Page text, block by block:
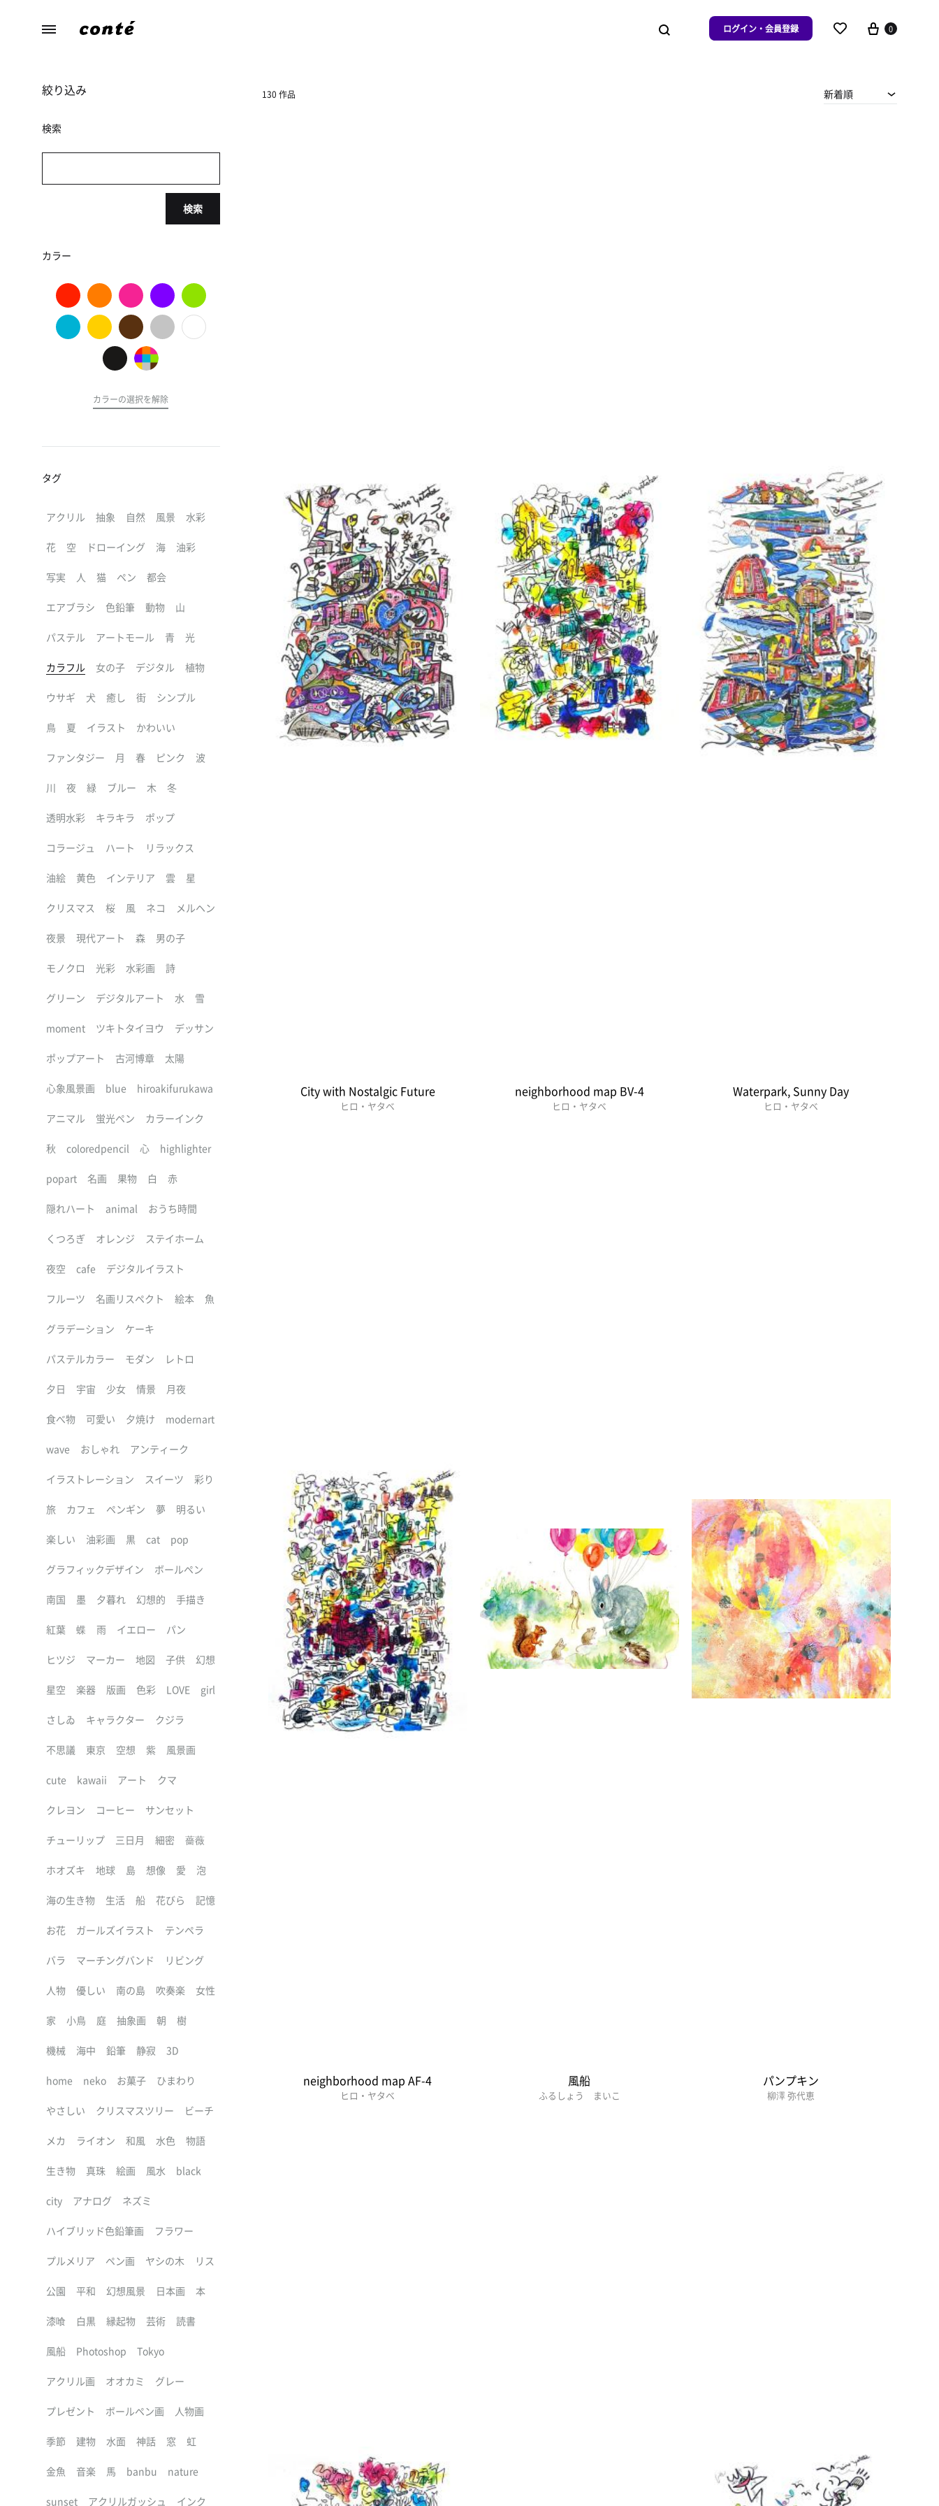
ら
た
の
ログイン・会員登録 0
130 作品 新着順
City with Nostalgic Future
ヒロ・ヤタベ
neighborhood map BV-4
ヒロ・ヤタベ
Waterpark, Sunny Day
ヒロ・ヤタベ
neighborhood map AF-4
ヒロ・ヤタベ
風船
ふるしょう まいこ
パンプキン
柳澤 弥代恵
絞り込み
検索
検索
カラー
カラーの選択を解除
タグ
アクリル 抽象 自然 風景 水彩
花 空 ドローイング 海 油彩
写実 人 猫 ペン 都会
エアブラシ 色鉛筆 動物 山
パステル アートモール 青 光
カラフル 女の子 デジタル 植物
ウサギ 犬 癒し 街 シンプル
鳥 夏 イラスト かわいい
ファンタジー 月 春 ピンク 波
川 夜 緑 ブルー 木 冬
透明水彩 キラキラ ポップ
コラージュ ハート リラックス
油絵 黄色 インテリア 雲 星
クリスマス 桜 風 ネコ メルヘン
夜景 現代アート 森 男の子
モノクロ 光彩 水彩画 詩
グリーン デジタルアート 水 雪
moment ツキトタイヨウ デッサン
ポップアート 古河博章 太陽
心象風景画 blue hiroakifurukawa
アニマル 蛍光ペン カラーインク
秋 coloredpencil 心 highlighter
popart 名画 果物 白 赤
隠れハート animal おうち時間
くつろぎ オレンジ ステイホーム
夜空 cafe デジタルイラスト
フルーツ 名画リスペクト 絵本 魚
グラデーション ケーキ
パステルカラー モダン レトロ
夕日 宇宙 少女 情景 月夜
食べ物 可愛い 夕焼け modernart
wave おしゃれ アンティーク
イラストレーション スイーツ 彩り
旅 カフェ ペンギン 夢 明るい
楽しい 油彩画 黒 cat pop
グラフィックデザイン ボールペン
南国 墨 夕暮れ 幻想的 手描き
紅葉 蝶 雨 イエロー パン
ヒツジ マーカー 地図 子供 幻想
星空 楽器 版画 色彩 LOVE girl
さしゐ キャラクター クジラ
不思議 東京 空想 紫 風景画
cute kawaii アート クマ
クレヨン コーヒー サンセット
チューリップ 三日月 細密 薔薇
ホオズキ 地球 島 想像 愛 泡
海の生き物 生活 船 花びら 記憶
お花 ガールズイラスト テンペラ
バラ マーチングバンド リビング
人物 優しい 南の島 吹奏楽 女性
家 小鳥 庭 抽象画 朝 樹
機械 海中 鉛筆 静寂 3D
home neko お菓子 ひまわり
やさしい クリスマスツリー ビーチ
メカ ライオン 和風 水色 物語
生き物 真珠 絵画 風水 black
city アナログ ネズミ
ハイブリッド色鉛筆画 フラワー
プルメリア ペン画 ヤシの木 リス
公園 平和 幻想風景 日本画 本
漆喰 白黒 縁起物 芸術 読書
風船 Photoshop Tokyo
アクリル画 オオカミ グレー
プレゼント ボールペン画 人物画
季節 建物 水面 神話 窓 虹
金魚 音楽 馬 banbu nature
sunset アクリルガッシュ インク